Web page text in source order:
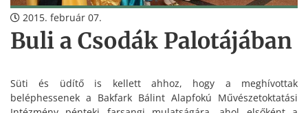
2015. február 07.
Buli a Csodák Palotájában
Süti és üdítő is kellett ahhoz, hogy a meghívottak
beléphessenek a Bakfark Bálint Alapfokú Művészetoktatási